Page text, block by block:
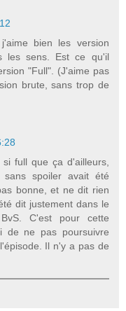
bien les version
les sens. Est ce qu'il
"Full". (J'aime pas
brute, sans trop de
full que ça d'ailleurs,
spoiler avait été
bonne, et ne dit rien
dit justement dans le
C'est pour cette
de ne pas poursuivre
Il n'y a pas de